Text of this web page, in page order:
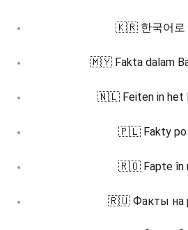
🇰🇷 한국어로
🇲🇾 Fakta dalam
🇳🇱 Feiten in het
🇵🇱 Fakty po
🇷🇴 Fapte în
🇷🇺 Факты на